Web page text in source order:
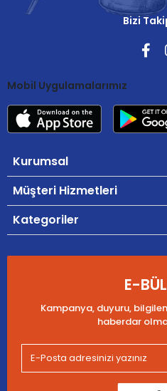
Bizi
Mobil Uygulamalarımız
Kurumsal
Müşteri Hizmetleri
Kategoriler
E-
Kampanya, duyuru,
haberdar